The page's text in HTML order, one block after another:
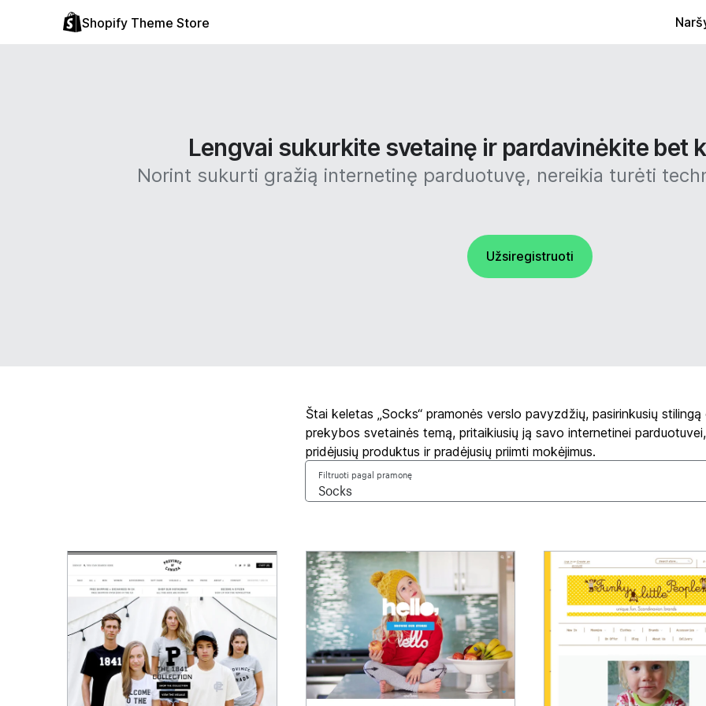
Shopify Theme Store
Lengvai sukurkite svetainę ir pardavinėkite bet
Norint sukurti gražią internetinę parduotuvę, nereikia turėti
Užsiregistruoti
Štai keletas „Socks“ pramonės verslo pavyzdžių, pasirinkusių stilingą
prekybos svetainės temą, pritaikiusių ją savo internetinei parduotuvei,
pridėjusių produktus ir pradėjusių priimti mokėjimus.
Filtruoti pagal pramonę